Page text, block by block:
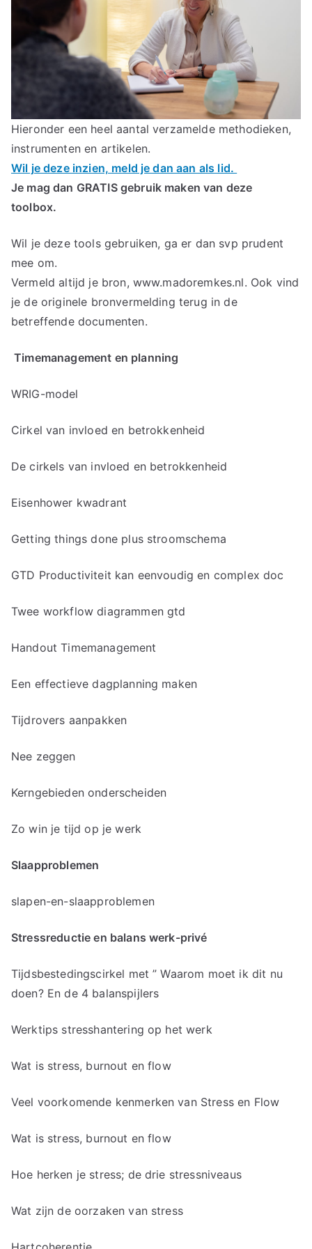
ch
in
C
ou
Hieronder een heel aantal verzamelde methodieken,
instrumenten en artikelen.
Wil je deze inzien, meld je dan aan als lid.
Je mag dan GRATIS gebruik maken van deze
toolbox.
Wil je deze tools gebruiken, ga er dan svp prudent
mee om.
Vermeld altijd je bron, www.madoremkes.nl. Ook vind
je de originele bronvermelding terug in de
betreffende documenten.
Timemanagement en planning
WRIG-model
Cirkel van invloed en betrokkenheid
De cirkels van invloed en betrokkenheid
Eisenhower kwadrant
Getting things done plus stroomschema
GTD Productiviteit kan eenvoudig en complex doc
Twee workflow diagrammen gtd
Handout Timemanagement
Een effectieve dagplanning maken
Tijdrovers aanpakken
Nee zeggen
Kerngebieden onderscheiden
Zo win je tijd op je werk
Slaapproblemen
slapen-en-slaapproblemen
Stressreductie en balans werk-privé
Tijdsbestedingscirkel met ” Waarom moet ik dit nu
doen? En de 4 balanspijlers
Werktips stresshantering op het werk
Wat is stress, burnout en flow
Veel voorkomende kenmerken van Stress en Flow
Wat is stress, burnout en flow
Hoe herken je stress; de drie stressniveaus
Wat zijn de oorzaken van stress